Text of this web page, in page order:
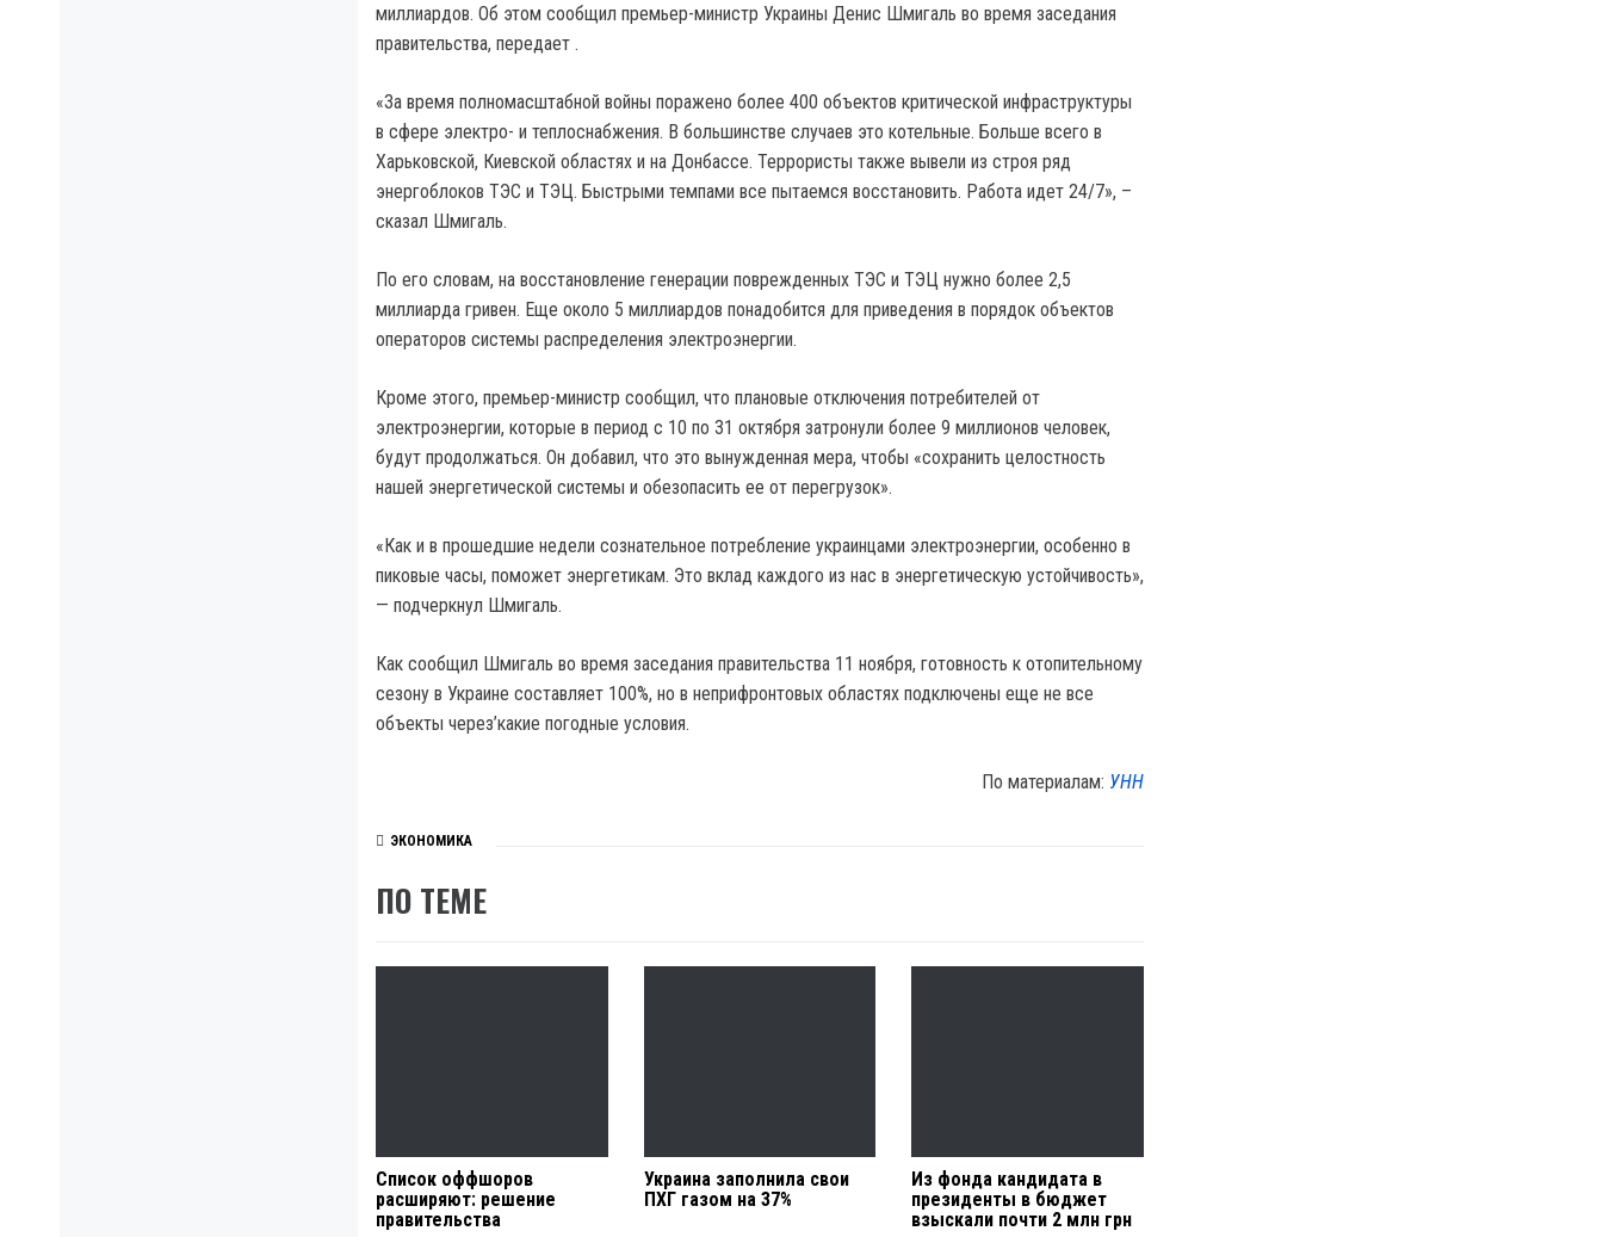
миллиардов. Об этом сообщил премьер-министр Украины Денис Шмигаль во время заседания
правительства, передает .
«За время полномасштабной войны поражено более 400 объектов критической инфраструктуры
в сфере электро- и теплоснабжения. В большинстве случаев это котельные. Больше всего в
Харьковской, Киевской областях и на Донбассе. Террористы также вывели из строя ряд
энергоблоков ТЭС и ТЭЦ. Быстрыми темпами все пытаемся восстановить. Работа идет 24/7», –
сказал Шмигаль.
По его словам, на восстановление генерации поврежденных ТЭС и ТЭЦ нужно более 2,5
миллиарда гривен. Еще около 5 миллиардов понадобится для приведения в порядок объектов
операторов системы распределения электроэнергии.
Кроме этого, премьер-министр сообщил, что плановые отключения потребителей от
электроэнергии, которые в период с 10 по 31 октября затронули более 9 миллионов человек,
будут продолжаться. Он добавил, что это вынужденная мера, чтобы «сохранить целостность
нашей энергетической системы и обезопасить ее от перегрузок».
«Как и в прошедшие недели сознательное потребление украинцами электроэнергии, особенно в
пиковые часы, поможет энергетикам. Это вклад каждого из нас в энергетическую устойчивость»,
— подчеркнул Шмигаль.
Как сообщил Шмигаль во время заседания правительства 11 ноября, готовность к отопительному
сезону в Украине составляет 100%, но в неприфронтовых областях подключены еще не все
объекты через’какие погодные условия.
По материалам: УНН
ЭКОНОМИКА
ПО ТЕМЕ
Список оффшоров
расширяют: решение
правительства
Украина заполнила свои
ПХГ газом на 37%
Из фонда кандидата в
президенты в бюджет
взыскали почти 2 млн грн